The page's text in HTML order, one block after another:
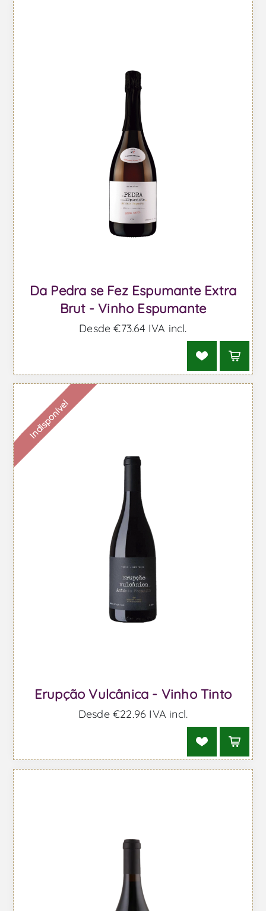
Da Pedra se Fez Espumante Extra
Brut - Vinho Espumante
Desde €73,64 IVA incl.
Indisponível
Erupção Vulcânica - Vinho Tinto
Desde €22,96 IVA incl.